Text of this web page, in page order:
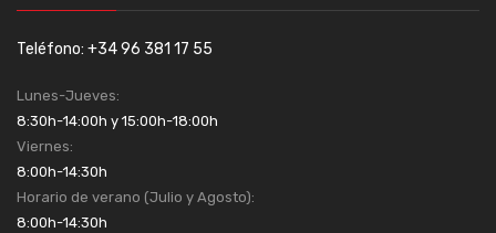
Teléfono: +34 96 381 17 55
Lunes-Jueves:
8:30h-14:00h y 15:00h-18:00h
Viernes:
8:00h-14:30h
Horario de verano (Julio y Agosto):
8:00h-14:30h